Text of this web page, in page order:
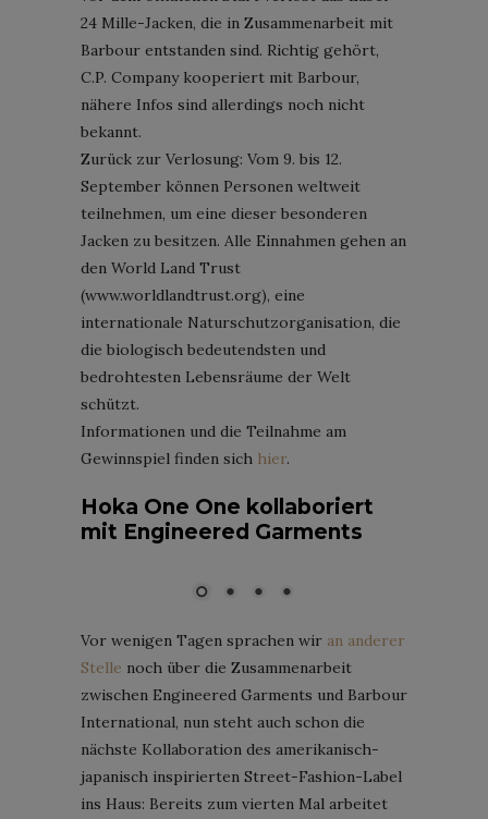
24 Mille-Jacken, die in Zusammenarbeit mit
Barbour entstanden sind. Richtig gehört,
C.P. Company kooperiert mit Barbour,
nähere Infos sind allerdings noch nicht
bekannt.
Zurück zur Verlosung: Vom 9. bis 12.
September können Personen weltweit
teilnehmen, um eine dieser besonderen
Jacken zu besitzen. Alle Einnahmen gehen an
den World Land Trust
(www.worldlandtrust.org), eine
internationale Naturschutzorganisation, die
die biologisch bedeutendsten und
bedrohtesten Lebensräume der Welt
schützt.
Informationen und die Teilnahme am
Gewinnspiel finden sich hier.
Hoka One One kollaboriert
mit Engineered Garments
Engineered Garments x Hoka One One; Bild: Courtesy of Hoka
Vor wenigen Tagen sprachen wir an anderer
Stelle noch über die Zusammenarbeit
zwischen Engineered Garments und Barbour
International, nun steht auch schon die
nächste Kollaboration des amerikanisch-
japanisch inspirierten Street-Fashion-Label
ins Haus: Bereits zum vierten Mal arbeitet